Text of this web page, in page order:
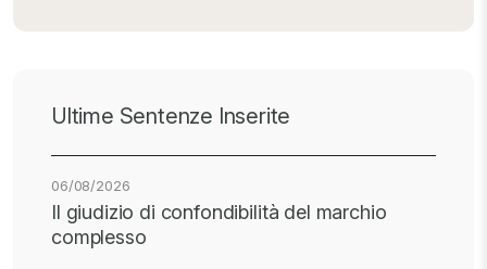
Ultime Sentenze Inserite
06/08/2026
Il giudizio di confondibilità del marchio
complesso